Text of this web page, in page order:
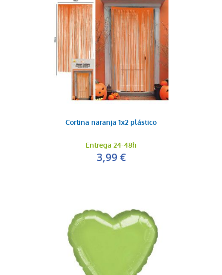
Cortina naranja 1x2 plástico
Entrega 24-48h
3,99 €